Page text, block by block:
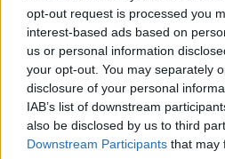
opt-out request is processed you
interest-based ads based on
us or personal information
your opt-out. You may separately
disclosure of your personal
IAB’s list of downstream
also be disclosed by us to third
Downstream Participants that may
T
E L
A
L
E M
A
M
U L
A
M
U L T
A
T
U L
A